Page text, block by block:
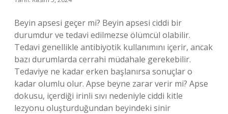
Beyin apsesi geçer mi? Beyin apsesi ciddi bir
durumdur ve tedavi edilmezse ölümcül olabilir.
Tedavi genellikle antibiyotik kullanımını içerir, ancak
bazı durumlarda cerrahi müdahale gerekebilir.
Tedaviye ne kadar erken başlanırsa sonuçlar o
kadar olumlu olur. Apse beyne zarar verir mi? Apse
dokusu, içerdiği irinli sıvı nedeniyle ciddi kitle
lezyonu oluşturduğundan beyindeki sinir